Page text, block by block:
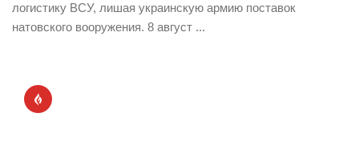
логистику ВСУ, лишая украинскую армию поставок
натовского вооружения. 8 август ...